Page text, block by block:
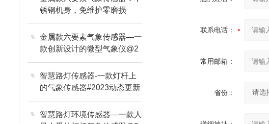
锈钢机身，免维护零磨损
金属款六要素气象传感器—一
款创新设计的微型气象仪@2
023已更新
智慧路灯传感器-一款灯杆上
的气象传感器#2023动态更新
智慧路灯环境传感器—一款人
联系电话：
常用邮箱：
省份：